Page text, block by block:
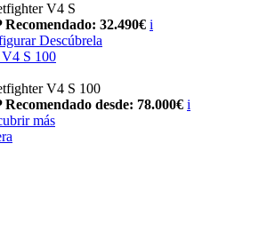
V4 S
Recomendado: 32.490€ i
Descúbrela
V4 S 100
V4 S 100
Recomendado desde: 78.000€ i
más